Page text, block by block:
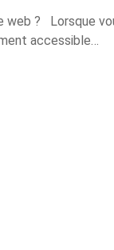
web ? Lorsque
accessible…